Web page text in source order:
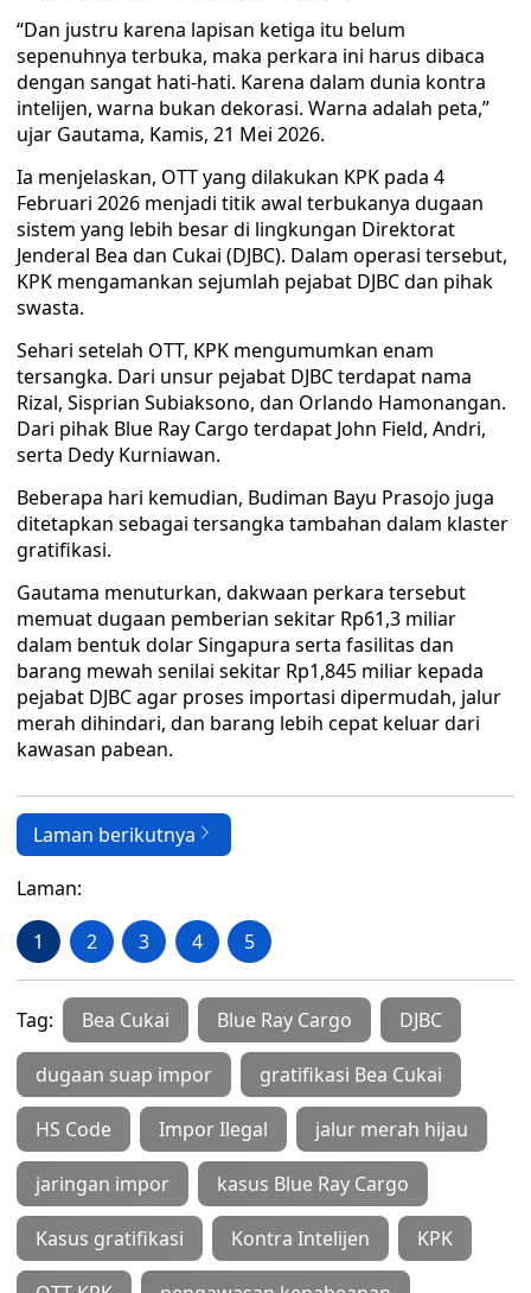
“Dan justru karena lapisan ketiga itu belum
sepenuhnya terbuka, maka perkara ini harus dibaca
dengan sangat hati-hati. Karena dalam dunia kontra
intelijen, warna bukan dekorasi. Warna adalah peta,”
ujar Gautama, Kamis, 21 Mei 2026.
Ia menjelaskan, OTT yang dilakukan KPK pada 4
Februari 2026 menjadi titik awal terbukanya dugaan
sistem yang lebih besar di lingkungan Direktorat
Jenderal Bea dan Cukai (DJBC). Dalam operasi tersebut,
KPK mengamankan sejumlah pejabat DJBC dan pihak
swasta.
Sehari setelah OTT, KPK mengumumkan enam
tersangka. Dari unsur pejabat DJBC terdapat nama
Rizal, Sisprian Subiaksono, dan Orlando Hamonangan.
Dari pihak Blue Ray Cargo terdapat John Field, Andri,
serta Dedy Kurniawan.
Beberapa hari kemudian, Budiman Bayu Prasojo juga
ditetapkan sebagai tersangka tambahan dalam klaster
gratifikasi.
Gautama menuturkan, dakwaan perkara tersebut
memuat dugaan pemberian sekitar Rp61,3 miliar
dalam bentuk dolar Singapura serta fasilitas dan
barang mewah senilai sekitar Rp1,845 miliar kepada
pejabat DJBC agar proses importasi dipermudah, jalur
merah dihindari, dan barang lebih cepat keluar dari
kawasan pabean.
Laman berikutnya
Laman:
1 2 3 4 5
Tag: Bea Cukai Blue Ray Cargo DJBC
dugaan suap impor gratifikasi Bea Cukai
HS Code Impor Ilegal jalur merah hijau
jaringan impor kasus Blue Ray Cargo
Kasus gratifikasi Kontra Intelijen KPK